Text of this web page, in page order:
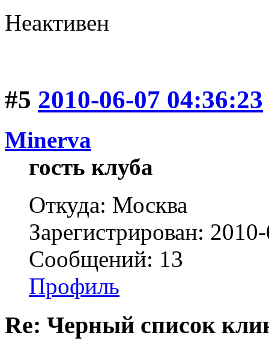
Неактивен
#5 2010-06-07 04:36:23
Minerva
гость клуба
Откуда: Москва
Зарегистрирован:
Сообщений: 13
Профиль
Re: Черный список